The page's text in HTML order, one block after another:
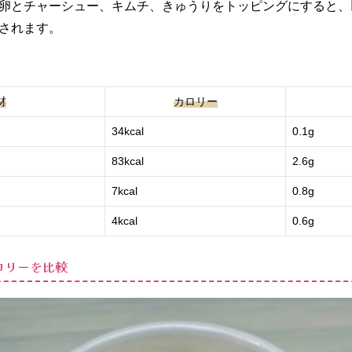
とチャーシュー、キムチ、きゅうりをトッピングにすると
れます。
カロリー
34kcal 0.1g
83kcal 2.6g
7kcal 0.8g
4kcal 0.6g
リーを比較